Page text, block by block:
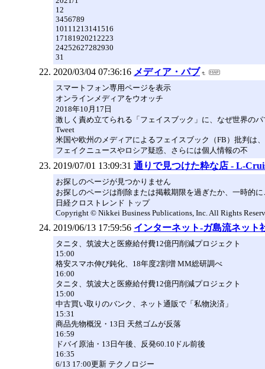
12
3456789
10111213141516
17181920212223
24252627282930
31
2020/03/04 07:36:16 メディア・パブ
スマートフォン専用ページを表示
オンラインメディアをウオッチ
2018年10月17日
激しく責め立てられる「フェイスブック」に、なぜ世界の
Tweet
米国や欧州のメディアによるフェイスブック（FB）批判は
フェイクニュースやロシア疑惑、さらには個人情報の不
2019/07/01 13:09:31 通りで見つけた粋な店 - L-
お探しのページが見つかりません
お探しのページは削除または掲載期限を過ぎたか、一時的
日経クロストレンド トップ
Copyright © Nikkei Business Publications, Inc. All Rights
2019/06/13 17:59:56 インターネット-ガ島流ネット
タニタ、筑波大と医療給付費12億円削減プロジェクト
15:00
格安スマホ伸び鈍化、18年度2割増 MM総研調べ
16:00
タニタ、筑波大と医療給付費12億円削減プロジェクト
15:00
中古買い取りのバンク、ネット通販で「私物決済」
15:31
商品先物概況・13日 天然ゴムが反落
16:59
ドバイ原油・13日午後、反発60.10ドル前後
16:35
6/13 17:00更新 テクノロジー